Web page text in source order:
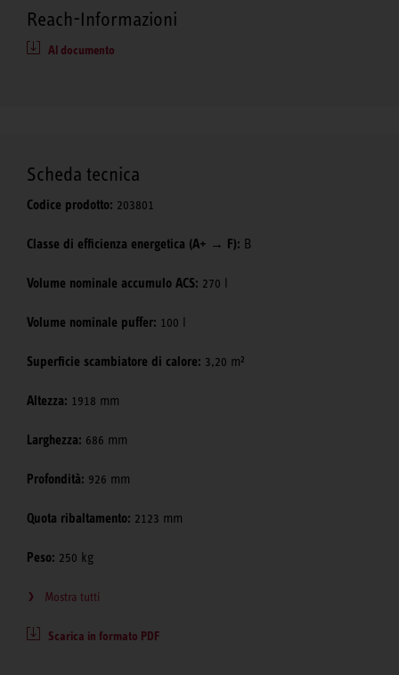
Reach-Informazioni
Al documento
Scheda tecnica
Codice prodotto: 203801
Classe di efficienza energetica (A+ → F): B
Volume nominale accumulo ACS: 270 l
Volume nominale puffer: 100 l
Superficie scambiatore di calore: 3,20 m²
Altezza: 1918 mm
Larghezza: 686 mm
Profondità: 926 mm
Quota ribaltamento: 2123 mm
Peso: 250 kg
Mostra tutti
Scarica in formato PDF